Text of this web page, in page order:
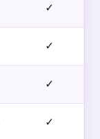
✓
✓
✓
✓